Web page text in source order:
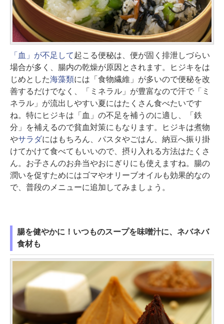
「血」が不足して起こる便秘は、便が固く排泄しづらい
場合が多く、腸内の乾燥が原因とされます。ヒジキをは
じめとした海藻類には「食物繊維」が多いので便秘を改
善するだけでなく、「ミネラル」が豊富なので汗で「ミ
ネラル」が流出しやすい夏にはたくさん食べたいです
ね。特にヒジキは「血」の不足を補うのに適し、「鉄
分」を補えるので貧血対策にもなります。ヒジキは煮物
やサラダにはもちろん、パスタやごはん、納豆へ振り掛
けてかけて食べてもいいので、摂り入れる方法はたくさ
ん。お子さんのお弁当やおにぎりにも使えますね。腸の
潤いを促すためにはゴマやオリーブオイルも効果的なの
で、普段のメニューに追加してみましょう。
腸を健やかに！いつものスープを味噌汁に、ネバネバ
食材も